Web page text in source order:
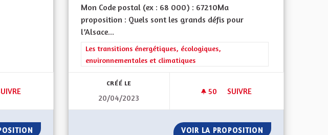
ABONNÉS
SAUVER L'ALSACE POUR UN AVENIR SERIEN
SAUVER L'ALSACE POUR UN AVENIR SERIEN
Mon Code postal (ex : 68 000) : 67210Ma
proposition : Quels sont les grands défis pour
l’Alsace...
Filtrer les résultats de la catégorie : Les transitions énergétiques,
Les transitions énergétiques, écologiques,
environnementales et climatiques
CRÉÉ LE
20/04/2023
50 50 ABONNÉS
SUIVRE
VOIR LA PROPOSITION UNE MONNAIE